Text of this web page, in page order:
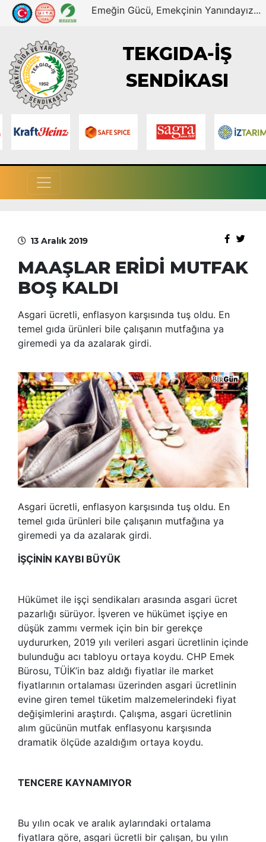
Emeğin Gücü, Emekçinin Yanındayız...
TEKGIDA-İŞ
SENDİKASI
13 Aralık 2019
MAAŞLAR ERİDİ MUTFAK
BOŞ KALDI
Asgari ücretli, enflasyon karşısında tuş oldu. En
temel gıda ürünleri bile çalışanın mutfağına ya
giremedi ya da azalarak girdi.
Asgari ücretli, enflasyon karşısında tuş oldu. En
temel gıda ürünleri bile çalışanın mutfağına ya
giremedi ya da azalarak girdi.
İŞÇİNİN KAYBI BÜYÜK
Hükümet ile işçi sendikaları arasında asgari ücret
pazarlığı sürüyor. İşveren ve hükümet işçiye en
düşük zammı vermek için bin bir gerekçe
uydururken, 2019 yılı verileri asgari ücretlinin içinde
bulunduğu acı tabloyu ortaya koydu. CHP Emek
Bürosu, TÜİK’in baz aldığı fiyatlar ile market
fiyatlarının ortalaması üzerinden asgari ücretlinin
evine giren temel tüketim malzemelerindeki fiyat
değişimlerini araştırdı. Çalışma, asgari ücretlinin
alım gücünün mutfak enflasyonu karşısında
dramatik ölçüde azaldığım ortaya koydu.
TENCERE KAYNAMIYOR
Bu yılın ocak ve aralık aylarındaki ortalama
fiyatlara göre, asgari ücretli bir çalışan, bu yılın